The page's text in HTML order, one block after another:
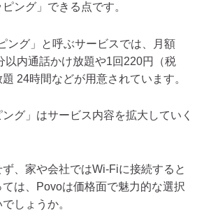
ング」できる点です。
ング」と呼ぶサービスでは、月額
以内通話かけ放題や1回220円（税
24時間などが用意されています。
グ」はサービス内容を拡大していく
、家や会社ではWi-Fiに接続すると
は、Povoは価格面で魅力的な選択
しょうか。